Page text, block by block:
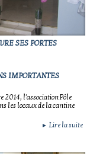
SES PORTES
IMPORTANTES
2014, l'association Pôle
les locaux de la cantine
► Lire la suite